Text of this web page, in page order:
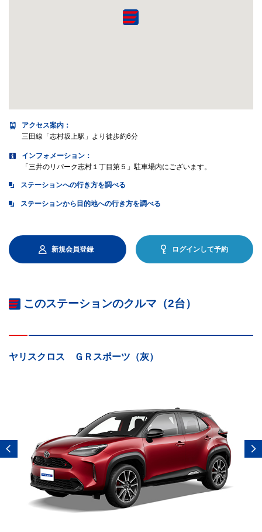
アクセス案内 ：
三田線「志村坂上駅」より徒歩約6分
インフォメーション：
「三井のリパーク志村１丁目第５」駐車場内にございます。
ステーションへの行き方を調べる
ステーションから目的地への行き方を調べる
新規会員登録 ログインして予約
このステーションのクルマ（2台）
ヤリスクロス ＧＲスポーツ（灰）